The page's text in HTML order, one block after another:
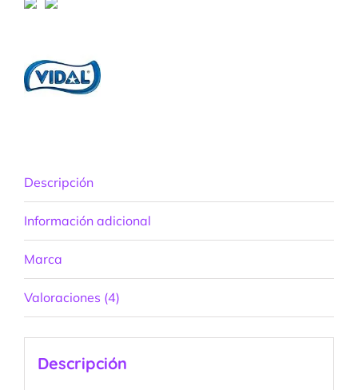
Descripción
Información adicional
Marca
Valoraciones (4)
Descripción